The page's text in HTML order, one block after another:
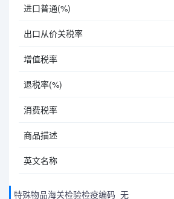
进口普通(%)
出口从价关税率
增值税率
退税率(%)
消费税率
商品描述
英文名称
特殊物品海关检验检疫编码 无